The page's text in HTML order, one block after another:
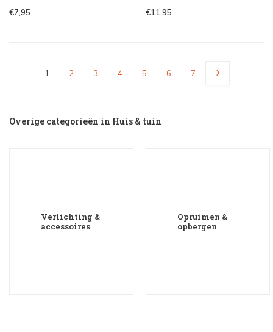
€7,95 €11,95
1 2 3 4 5 6 7
Overige categorieën in Huis & tuin
Verlichting &
accessoires
Opruimen &
opbergen